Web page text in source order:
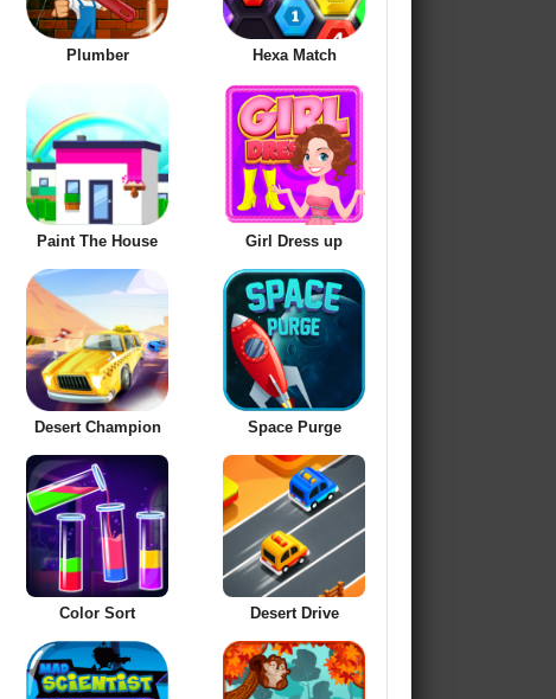
Plumber Hexa Match
Paint The House Girl Dress up
Desert Champion Space Purge
Color Sort Desert Drive